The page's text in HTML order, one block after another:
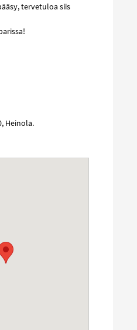
tervetuloa siis
, Heinola.